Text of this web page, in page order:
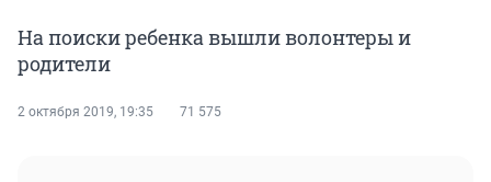
На поиски ребенка вышли волонтеры и
родители
2 октября 2019, 19:35 71 575